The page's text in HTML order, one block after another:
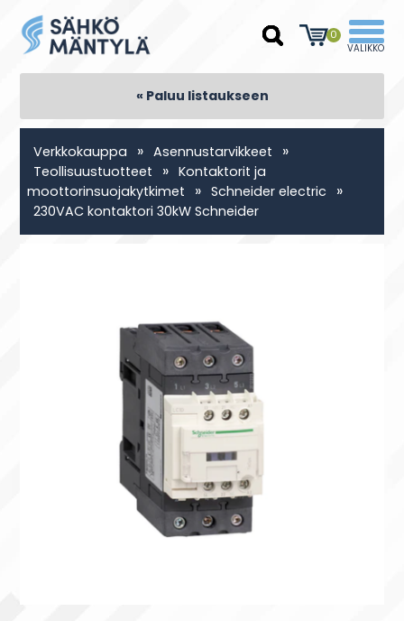
0
« Paluu listaukseen
Verkkokauppa » Asennustarvikkeet »
Teollisuustuotteet » Kontaktorit ja
moottorinsuojakytkimet
» Schneider electric »
230VAC kontaktori 30kW Schneider